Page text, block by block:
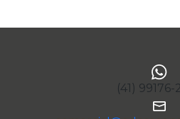
(41) 99176-